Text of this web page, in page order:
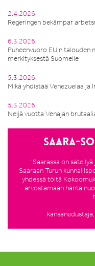
2.4.2026
Regeringen bekämpar
6.3.2026
Puheenvuoro EU:n talouden
merkityksestä Suomelle
5.3.2026
Mikä yhdistää Venezuelaa ja
5.3.2026
Neljä vuotta Venäjän
Saara-
”Saarassa on
Saaraan Turun
yhdessä töitä
arvostamaan häntä